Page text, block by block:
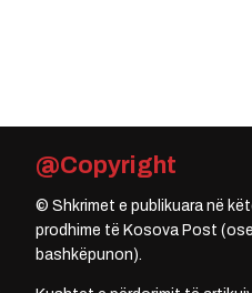
@Copyright
© Shkrimet e publikuara në
prodhime të Kosova Post
bashkëpunon).